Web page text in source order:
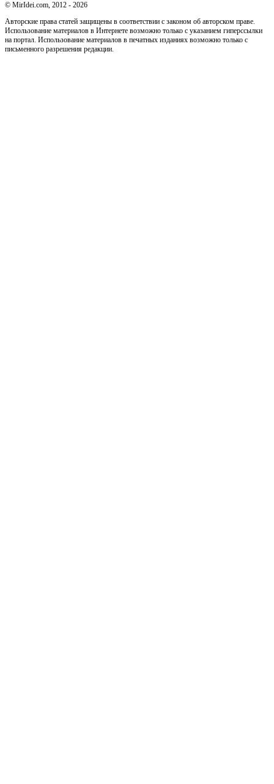
© MirIdei.com, 2012 - 2026
Авторские права статей защищены в соответствии с законом об авторском праве.
Использование материалов в Интернете возможно только с указанием гиперссылки
на портал. Использование материалов в печатных изданиях возможно только с
письменного разрешения редакции.